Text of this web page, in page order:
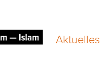
Aktuelles